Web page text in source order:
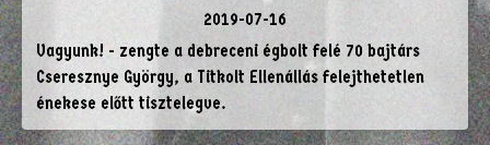
2019-07-16
Vagyunk! - zengte a debreceni égbolt felé 70 bajtárs
Cseresznye György, a Titkolt Ellenállás felejthetetlen
énekese előtt tisztelegve.